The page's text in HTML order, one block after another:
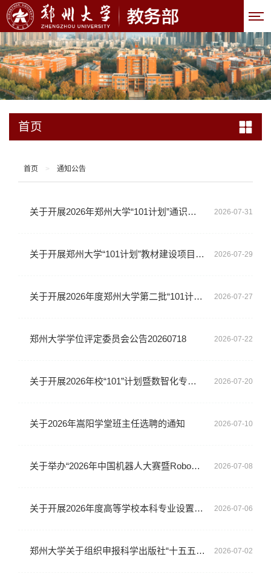
首页
首页 > 通知公告
关于开展2026年郑州大学“101计划”通识教育核心课程建设项目立项工作的通知 2026-07-31
关于开展郑州大学“101计划”教材建设项目立项申报工作的通知 2026-07-29
关于开展2026年度郑州大学第二批“101计划”核心课程建设项目立项申报工作的通知 2026-07-27
郑州大学学位评定委员会公告20260718 2026-07-22
关于开展2026年校“101”计划暨数智化专业建设项目申报工作的通知 2026-07-20
关于2026年嵩阳学堂班主任选聘的通知 2026-07-10
关于举办“2026年中国机器人大赛暨RoboCup机器人世界杯中国赛（中国机器人大赛赛区）专项赛”郑州大学校赛的通知 2026-07-08
关于开展2026年度高等学校本科专业设置工作的通知 2026-07-06
郑州大学关于组织申报科学出版社“十五五”普通高等教育规划教材的通知 2026-07-02